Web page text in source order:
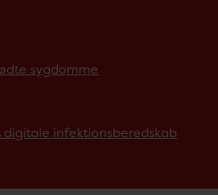
sygdomme
digitale infektionsberedskab